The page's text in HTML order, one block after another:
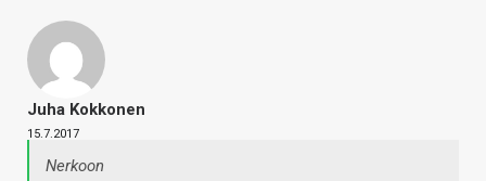
Juha Kokkonen
15.7.2017
Nerkoon